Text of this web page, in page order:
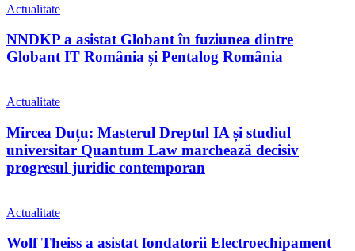
Actualitate
NNDKP a asistat Globant în fuziunea dintre
Globant IT România și Pentalog România
Actualitate
Mircea Duțu: Masterul Dreptul IA și studiul
universitar Quantum Law marchează decisiv
progresul juridic contemporan
Actualitate
Wolf Theiss a asistat fondatorii Electroechipament